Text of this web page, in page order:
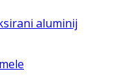
aluminij